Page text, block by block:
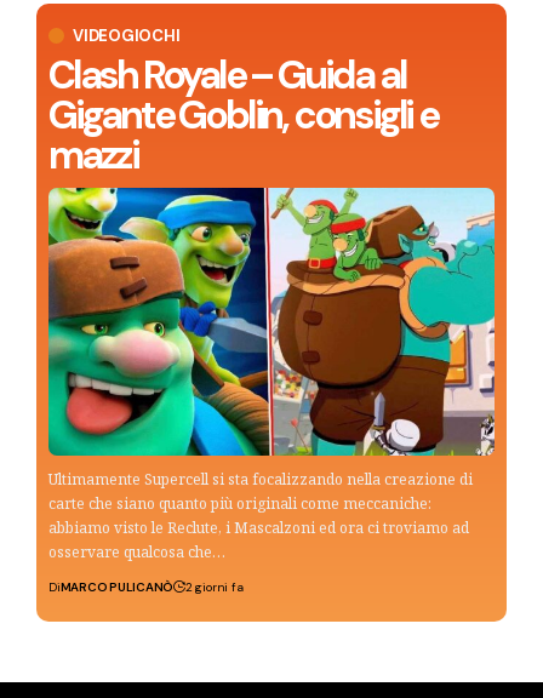
VIDEOGIOCHI
Clash Royale – Guida al
Gigante Goblin, consigli e
mazzi
Ultimamente Supercell si sta focalizzando nella creazione di
carte che siano quanto più originali come meccaniche:
abbiamo visto le Reclute, i Mascalzoni ed ora ci troviamo ad
osservare qualcosa che…
DiMARCO PULICANÒ 2 giorni fa